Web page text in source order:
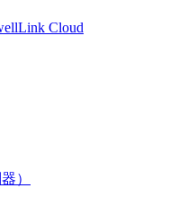
Cloud
）